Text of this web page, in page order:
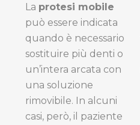
La protesi mobile
può essere indicata
quando è necessario
sostituire più denti o
un’intera arcata con
una soluzione
rimovibile. In alcuni
casi, però, il paziente